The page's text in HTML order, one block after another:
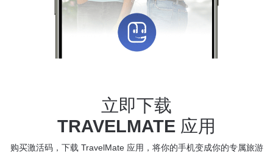
立即下载
TRAVELMATE 应用
购买激活码，下载 TravelMate 应用，将你的手机变成你的专属旅游